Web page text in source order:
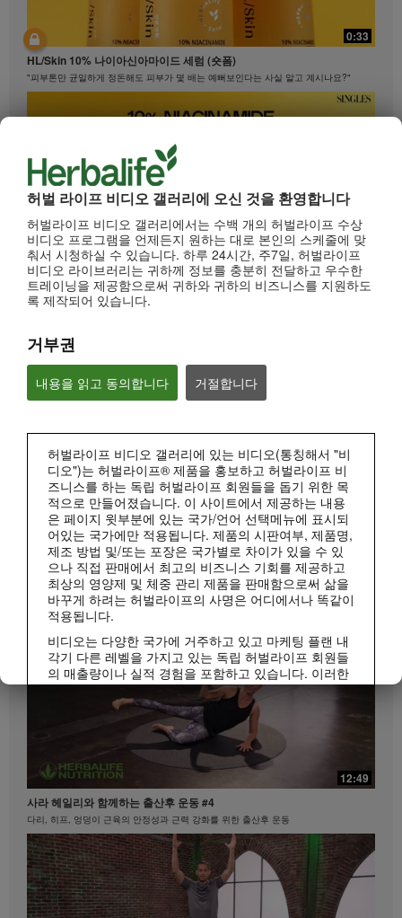
허벌 라이프 비디오 갤러리에 오신 것을 환영합니다
허벌라이프 비디오 갤러리에서는 수백 개의 허벌라이프 수상
비디오 프로그램을 언제든지 원하는 대로 본인의 스케줄에 맞
춰서 시청하실 수 있습니다. 하루 24시간, 주7일, 허벌라이프
비디오 라이브러리는 귀하께 정보를 충분히 전달하고 우수한
트레이닝을 제공함으로써 귀하와 귀하의 비즈니스를 지원하도
록 제작되어 있습니다.
거부권
내용을 읽고 동의합니다 거절합니다
허벌라이프 비디오 갤러리에 있는 비디오(통칭해서 "비
디오")는 허벌라이프® 제품을 홍보하고 허벌라이프 비
즈니스를 하는 독립 허벌라이프 회원들을 돕기 위한 목
적으로 만들어졌습니다. 이 사이트에서 제공하는 내용
은 페이지 윗부분에 있는 국가/언어 선택메뉴에 표시되
어있는 국가에만 적용됩니다. 제품의 시판여부, 제품명,
제조 방법 및/또는 포장은 국가별로 차이가 있을 수 있
으나 직접 판매에서 최고의 비즈니스 기회를 제공하고
최상의 영양제 및 체중 관리 제품을 판매함으로써 삶을
바꾸게 하려는 허벌라이프의 사명은 어디에서나 똑같이
적용됩니다.
비디오는 다양한 국가에 거주하고 있고 마케팅 플랜 내
각기 다른 레벨을 가지고 있는 독립 허벌라이프 회원들
의 매출량이나 실적 경험을 포함하고 있습니다. 이러한
수입은 사례로 제시된 개인들에게 적용되는 수치이지
평균치는 아닙니다. 또한 이 수치가 귀하의 예상 수입을
보장하지 않습니다. 귀하께서 비즈니스를 진행하시는
지역에 적용되는 가장 최근의 수입 실적 데이터를 참조
하시려면Herbalife.co.kr 또는 MyHerbalife.co.kr을 방문
하십시오.
이와 마찬가지로, 상당한 체중감량이나 급격한 체중감
량의 체험담이 모든 사람들의 체중 감량 속도나 정도를
대변하지 않습니다. 개인의 체중감량 정도는 본인의 신
진대사, 식사 습관, 초기 체중, 그리고 적당한 운동의 빈
도에 따라 달라집니다. 비즈니스를 하시는 지역 내에서
체중 감량 클레임과 관련된 정보를 원하시면
MyHerbalife.co.kr이나 허벌라이프 고객서비스팀
(1588-7577)으로 문의하십시오.
0:33
HL/Skin 10% 나이아신아마이드 세럼 (숏폼)
"피부톤만 균일하게 정돈해도 피부가 몇 배는 예뻐보인다는 사실 알고 계시나요?"
0:33
HL/Skin 10% 나이아신아마이드 세럼 (롱폼)
1:15
매일 조금씩 젊어지는 시니어 저속노화 건강 루틴
저속노화 루틴 | 시니어 편
20대부터 시작하는 저속노화 라이프스타일
저속노화 루틴 | MZ세대 편
허벌라이프 피트니스 모두 보기
12:49
사라 헤일리와 함께하는 출산후 운동 #4
다리, 히프, 엉덩이 근육의 안정성과 근력 강화를 위한 출산후 운동